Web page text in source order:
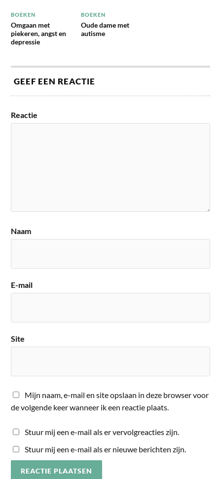
BOEKEN
Omgaan met
piekeren, angst en
depressie
BOEKEN
Oude dame met
autisme
GEEF EEN REACTIE
Reactie
Naam
E-mail
Site
Mijn naam, e-mail en site opslaan in deze browser voor
de volgende keer wanneer ik een reactie plaats.
Stuur mij een e-mail als er vervolgreacties zijn.
Stuur mij een e-mail als er nieuwe berichten zijn.